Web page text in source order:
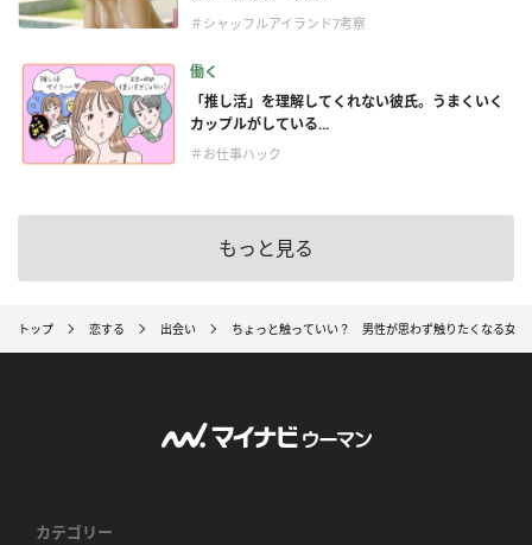
＃シャッフルアイランド7考察
働く
「推し活」を理解してくれない彼氏。うまくいく
カップルがしている...
＃お仕事ハック
もっと見る
トップ 恋する 出会い ちょっと触っていい？ 男性が思わず触りたくなる女性
カテゴリー